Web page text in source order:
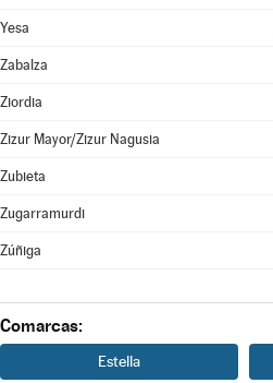
Yesa
Zabalza
Ziordia
Zizur Mayor/Zizur Nagusia
Zubieta
Zugarramurdi
Zúñiga
Comarcas:
Estella